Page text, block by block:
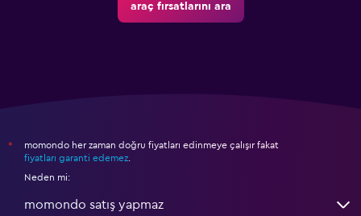
araç fırsatlarını ara
*
momondo her zaman doğru fiyatları edinmeye çalışır fakat
fiyatları garanti edemez.
Neden mi:
momondo satış yapmaz